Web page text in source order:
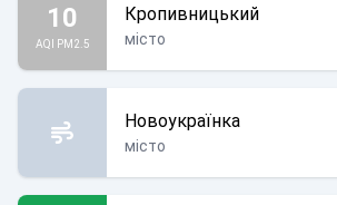
10
AQI PM2.5
Кропивницький
місто
Новоукраїнка
місто